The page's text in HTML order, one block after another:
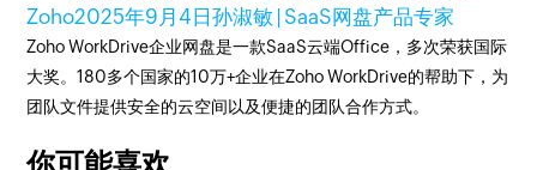
Zoho2025年9月4日孙淑敏 | SaaS网盘产品专家
Zoho WorkDrive企业网盘是一款SaaS云端Office，多次荣获国际
大奖。180多个国家的10万+企业在Zoho WorkDrive的帮助下，为
团队文件提供安全的云空间以及便捷的团队合作方式。
你可能喜欢